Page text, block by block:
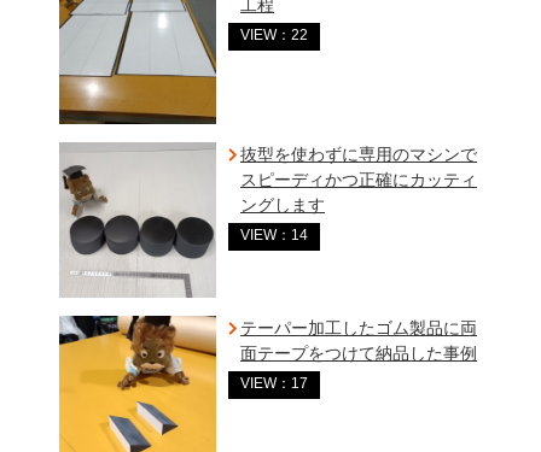
工程
VIEW：22
抜型を使わずに専用のマシンで
スピーディかつ正確にカッティ
ングします
VIEW：14
テーパー加工したゴム製品に両
面テープをつけて納品した事例
VIEW：17